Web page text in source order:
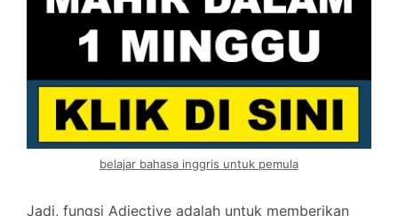
belajar bahasa inggris untuk pemula
Jadi, fungsi Adjective adalah untuk memberikan